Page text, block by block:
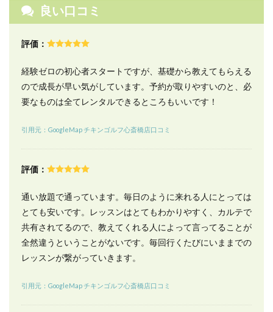
チキ
ンゴ
心斎
橋店
ツ橋
駅か
ら徒
歩で
き
アク
チキ
ンゴ
ルフ
心斎
橋店
近く
の駐
良い口コミ
評価：
経験ゼロの初心者スタートですが、基礎から教えてもらえる
ので成長が早い気がしています。予約が取りやすいのと、必
要なものは全てレンタルできるところもいいです！
引用元：GoogleMap チキンゴルフ心斎橋店口コミ
評価：
通い放題で通っています。毎日のように来れる人にとっては
とても安いです。レッスンはとてもわかりやすく、カルテで
共有されてるので、教えてくれる人によって言ってることが
全然違うということがないです。毎回行くたびにいままでの
レッスンが繋がっていきます。
引用元：GoogleMap チキンゴルフ心斎橋店口コミ